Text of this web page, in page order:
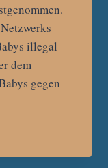
illegal
dem
gegen